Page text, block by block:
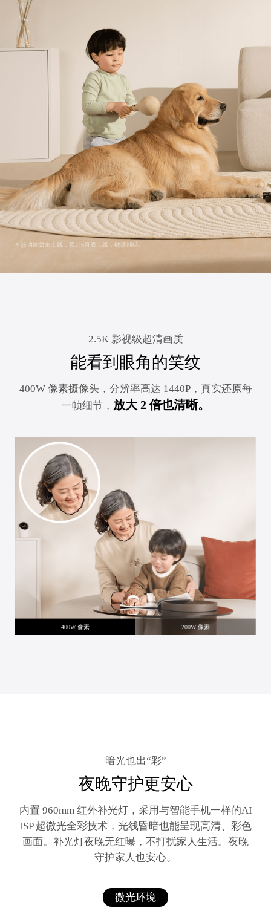
* 该功能暂未上线，预计6月底上线，敬请期待。
2.5K 影视级超清画质
能看到眼角的笑纹
400W 像素摄像头，分辨率高达 1440P，真实还原每
一帧细节， 放大 2 倍也清晰。
400W 像素 200W 像素
暗光也出“彩”
夜晚守护更安心
内置 960mm 红外补光灯，采用与智能手机一样的AI
ISP 超微光全彩技术，光线昏暗也能呈现高清、彩色
画面。补光灯夜晚无红曝，不打扰家人生活。夜晚
守护家人也安心。
微光环境